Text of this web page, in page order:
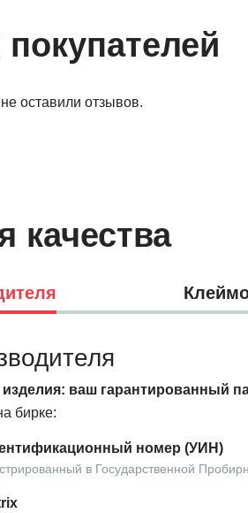
оставили отзывов.
качества
ваш гарантированный
бирке:
номер (УИН)
в Государственной